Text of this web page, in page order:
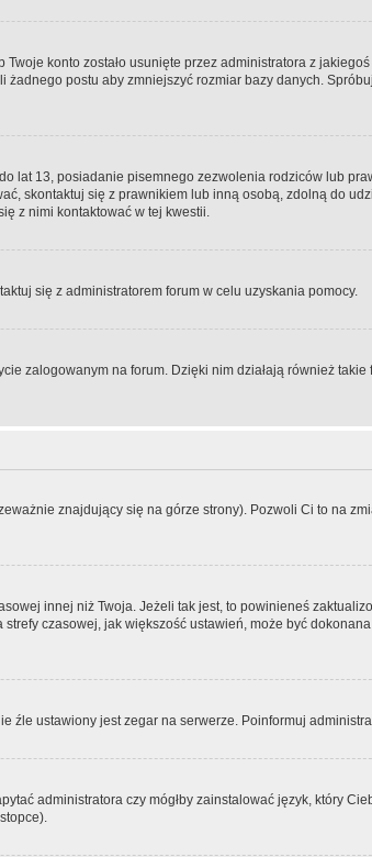
konto zostało usunięte przez administratora z
postu aby zmniejszyć rozmiar bazy danych.
lat 13, posiadanie pisemnego zezwolenia rodziców lub
skontaktuj się z prawnikiem lub inną osobą, zdolną do
z nimi kontaktować w tej kwestii.
się z administratorem forum w celu uzyskania pomocy.
zalogowanym na forum. Dzięki nim działają również
znajdujący się na górze strony). Pozwoli Ci to na
innej niż Twoja. Jeżeli tak jest, to powinieneś
czasowej, jak większość ustawień, może być
ustawiony jest zegar na serwerze. Poinformuj
administratora czy mógłby zainstalować język, który